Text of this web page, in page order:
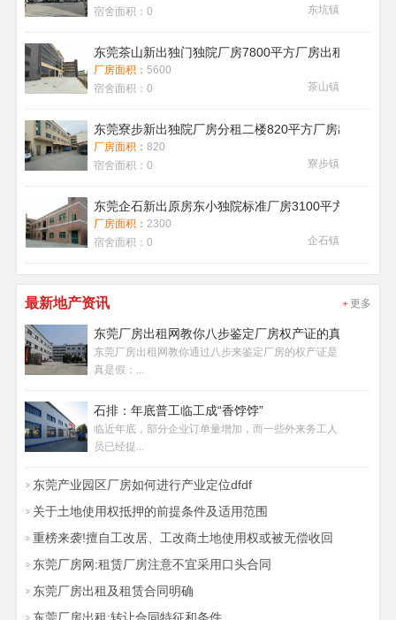
宿舍面积： 0 东坑镇
东莞茶山新出独门独院厂房7800平方厂房出租带喷淋
厂房面积： 5600
宿舍面积： 0 茶山镇
东莞寮步新出独院厂房分租二楼820平方厂房出租
厂房面积： 820
宿舍面积： 0 寮步镇
东莞企石新出原房东小独院标准厂房3100平方厂房出租
厂房面积： 2300
宿舍面积： 0 企石镇
最新地产资讯 更多
东莞厂房出租网教你八步鉴定厂房权产证的真假
东莞厂房出租网教你通过八步来鉴定厂房的权产证是
真是假：...
石排：年底普工临工成“香饽饽”
临近年底，部分企业订单量增加，而一些外来务工人
员已经提...
东莞产业园区厂房如何进行产业定位dfdf
关于土地使用权抵押的前提条件及适用范围
重榜来袭!擅自工改居、工改商土地使用权或被无偿收回
东莞厂房网:租赁厂房注意不宜采用口头合同
东莞厂房出租及租赁合同明确